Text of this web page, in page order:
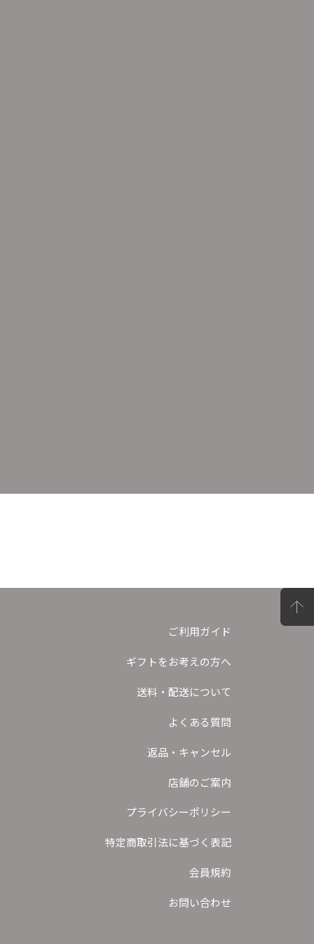
ご利用ガイド
ギフトをお考えの方へ
送料・配送について
よくある質問
返品・キャンセル
店舗のご案内
プライバシーポリシー
特定商取引法に基づく表記
会員規約
お問い合わせ